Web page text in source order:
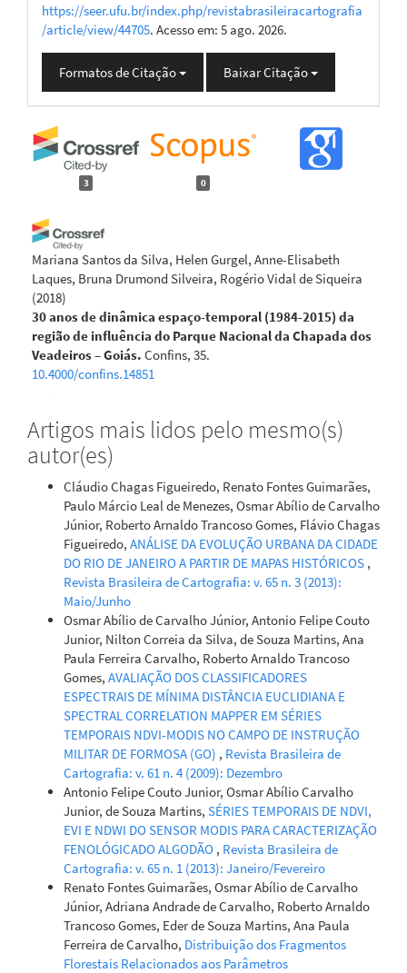
https://seer.ufu.br/index.php/revistabrasileiracartografia
/article/view/44705. Acesso em: 5 ago. 2026.
Formatos de Citação Baixar Citação
3 0
Mariana Santos da Silva, Helen Gurgel, Anne-Elisabeth
Laques, Bruna Drumond Silveira, Rogério Vidal de Siqueira
(2018)
30 anos de dinâmica espaço-temporal (1984-2015) da
região de influência do Parque Nacional da Chapada dos
Veadeiros – Goiás. Confins, 35.
10.4000/confins.14851
Samara Fernanda da Silva, Diego Cezar dos Santos Araújo,
Jussara Freire de Souza Viana, Andrea Sousa Fontes,
Yvonilde Dantas Pinto Medeiros, Suzana Maria Gico Lima
Montenegro(2024)
Analysis of the correlation between land use and
surface runoff in a Brazilian savanna basin. Journal of
South American Earth Sciences, 133, 104724.
10.1016/j.jsames.2023.104724
Sandro Nunes de Oliveira, Osmar Abílio de Carvalho Júnior,
Roberto Arnaldo Trancoso Gomes, Renato Fontes Guimarães,
Concepta Margaret McManus (2017)
Deforestation analysis in protected areas and scenario
simulation for structural corridors in the agricultural
frontier of Western Bahia, Brazil.Land Use Policy, 61, 40.
10.1016/j.landusepol.2016.10.046
Artigos mais lidos pelo mesmo(s)
autor(es)
Cláudio Chagas Figueiredo, Renato Fontes Guimarães,
Paulo Márcio Leal de Menezes, Osmar Abílio de Carvalho
Júnior, Roberto Arnaldo Trancoso Gomes, Flávio Chagas
Figueiredo, ANÁLISE DA EVOLUÇÃO URBANA DA CIDADE
DO RIO DE JANEIRO A PARTIR DE MAPAS HISTÓRICOS ,
Revista Brasileira de Cartografia: v. 65 n. 3 (2013):
Maio/Junho
Osmar Abílio de Carvalho Júnior, Antonio Felipe Couto
Junior, Nilton Correia da Silva, de Souza Martins, Ana
Paula Ferreira Carvalho, Roberto Arnaldo Trancoso
Gomes, AVALIAÇÃO DOS CLASSIFICADORES
ESPECTRAIS DE MÍNIMA DISTÂNCIA EUCLIDIANA E
SPECTRAL CORRELATION MAPPER EM SÉRIES
TEMPORAIS NDVI-MODIS NO CAMPO DE INSTRUÇÃO
MILITAR DE FORMOSA (GO) , Revista Brasileira de
Cartografia: v. 61 n. 4 (2009): Dezembro
Antonio Felipe Couto Junior, Osmar Abílio Carvalho
Junior, de Souza Martins, SÉRIES TEMPORAIS DE NDVI,
EVI E NDWI DO SENSOR MODIS PARA CARACTERIZAÇÃO
FENOLÓGICADO ALGODÃO , Revista Brasileira de
Cartografia: v. 65 n. 1 (2013): Janeiro/Fevereiro
Renato Fontes Guimarães, Osmar Abílio de Carvalho
Júnior, Adriana Andrade de Carvalho, Roberto Arnaldo
Trancoso Gomes, Eder de Souza Martins, Ana Paula
Ferreira de Carvalho, Distribuição dos Fragmentos
Florestais Relacionados aos Parâmetros